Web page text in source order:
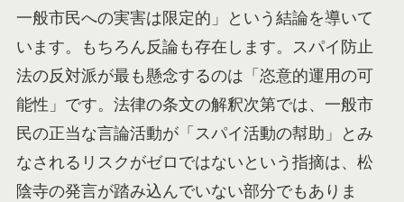
一般市民への実害は限定的」という結論を導いて
います。もちろん反論も存在します。スパイ防止
法の反対派が最も懸念するのは「恣意的運用の可
能性」です。法律の条文の解釈次第では、一般市
民の正当な言論活動が「スパイ活動の幇助」とみ
なされるリスクがゼロではないという指摘は、松
陰寺の発言が踏み込んでいない部分でもありま